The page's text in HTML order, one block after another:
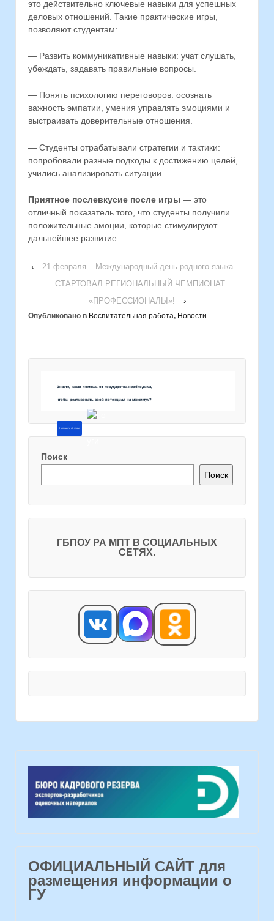
это действительно ключевые навыки для успешных
деловых отношений. Такие практические игры,
позволяют студентам:
— Развить коммуникативные навыки: учат слушать,
убеждать, задавать правильные вопросы.
— Понять психологию переговоров: осознать
важность эмпатии, умения управлять эмоциями и
выстраивать доверительные отношения.
— Студенты отрабатывали стратегии и тактики:
попробовали разные подходы к достижению целей,
учились анализировать ситуации.
Приятное послевкусие после игры — это
отличный показатель того, что студенты получили
положительные эмоции, которые стимулируют
дальнейшее развитие.
‹
21 февраля – Международный день родного языка
СТАРТОВАЛ РЕГИОНАЛЬНЫЙ ЧЕМПИОНАТ
«ПРОФЕССИОНАЛЫ»!
›
Опубликовано в Воспитательная работа, Новости
Знаете, какая помощь от государства необходима,
чтобы реализовать свой потенциал на максимум?
Напишите об этом
Поиск
Поиск
ГБПОУ РА МПТ В СОЦИАЛЬНЫХ
СЕТЯХ.
ОФИЦИАЛЬНЫЙ САЙТ для
размещения информации о
ГУ